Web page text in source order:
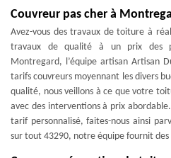
Couvreur pas cher à
Avez-vous des travaux de toiture à
travaux de qualité à un prix des
Montregard, l’équipe artisan Artisan
tarifs couvreurs moyennant les divers
qualité, nous veillons à ce que votre
avec des interventions à prix
tarif personnalisé, faites-nous ainsi
sur tout 43290, notre équipe fournit